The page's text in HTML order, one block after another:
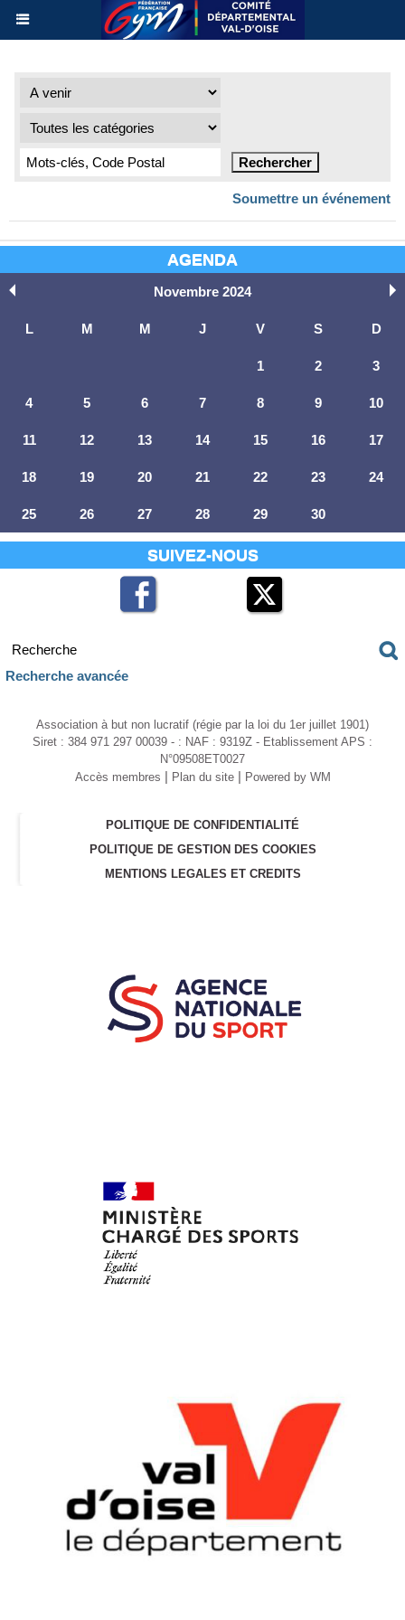
AGENDA
Novembre 2024
L M M J V S D
1 2 3
4 5 6 7 8 9 10
11 12 13 14 15 16 17
18 19 20 21 22 23 24
25 26 27 28 29 30
SUIVEZ-NOUS
Recherche avancée
Soumettre un événement
Association à but non lucratif (régie par la loi du 1er juillet 1901)
Siret : 384 971 297 00039 - : NAF : 9319Z - Etablissement APS :
N°09508ET0027
Accès membres | Plan du site | Powered by WM
POLITIQUE DE CONFIDENTIALITÉ
POLITIQUE DE GESTION DES COOKIES
MENTIONS LEGALES ET CREDITS